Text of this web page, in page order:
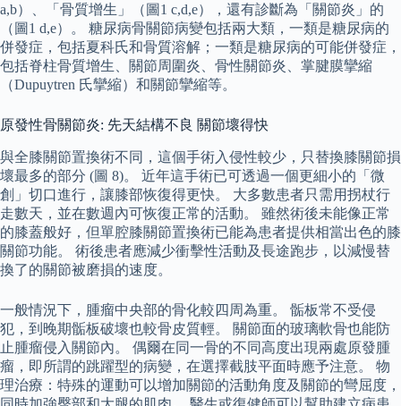
a,b）、「骨質增生」（圖1 c,d,e），還有診斷為「關節炎」的
（圖1 d,e）。 糖尿病骨關節病變包括兩大類，一類是糖尿病的
併發症，包括夏科氏和骨質溶解；一類是糖尿病的可能併發症，
包括脊柱骨質增生、關節周圍炎、骨性關節炎、掌腱膜攣縮
（Dupuytren 氏攣縮）和關節攣縮等。
原發性骨關節炎: 先天結構不良 關節壞得快
與全膝關節置換術不同，這個手術入侵性較少，只替換膝關節損
壞最多的部分 (圖 8)。 近年這手術已可透過一個更細小的「微
創」切口進行，讓膝部恢復得更快。 大多數患者只需用拐杖行
走數天，並在數週內可恢復正常的活動。 雖然術後未能像正常
的膝蓋般好，但單腔膝關節置換術已能為患者提供相當出色的膝
關節功能。 術後患者應減少衝擊性活動及長途跑步，以減慢替
換了的關節被磨損的速度。
一般情況下，腫瘤中央部的骨化較四周為重。 骺板常不受侵
犯，到晚期骺板破壞也較骨皮質輕。 關節面的玻璃軟骨也能防
止腫瘤侵入關節內。 偶爾在同一骨的不同高度出現兩處原發腫
瘤，即所謂的跳躍型的病變，在選擇截肢平面時應予注意。 物
理治療：特殊的運動可以增加關節的活動角度及關節的彎屈度，